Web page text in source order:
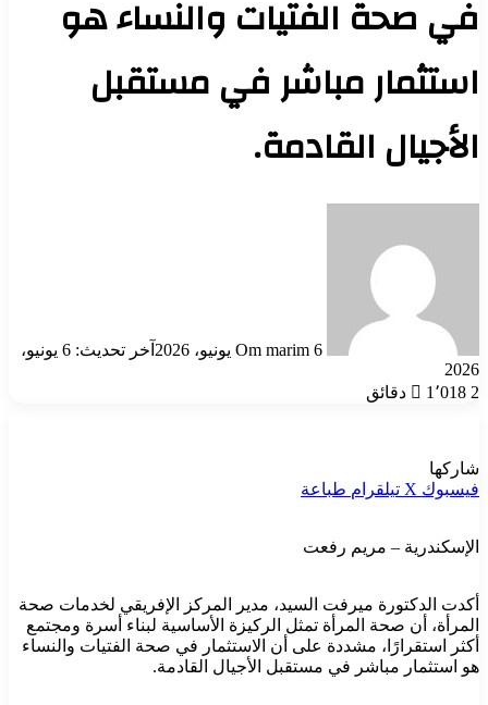
في صحة الفتيات والنساء هو
استثمار مباشر في مستقبل
الأجيال القادمة.
Om marim 6 يونيو، 2026
آخر تحديث: 6 يونيو،
2026
1٬018 2 دقائق
شاركها
فيسبوك ‫X تيلقرام طباعة
الإسكندرية – مريم رفعت
أكدت الدكتورة ميرفت السيد، مدير المركز الإفريقي لخدمات صحة
المرأة، أن صحة المرأة تمثل الركيزة الأساسية لبناء أسرة ومجتمع
أكثر استقرارًا، مشددة على أن الاستثمار في صحة الفتيات والنساء
هو استثمار مباشر في مستقبل الأجيال القادمة.